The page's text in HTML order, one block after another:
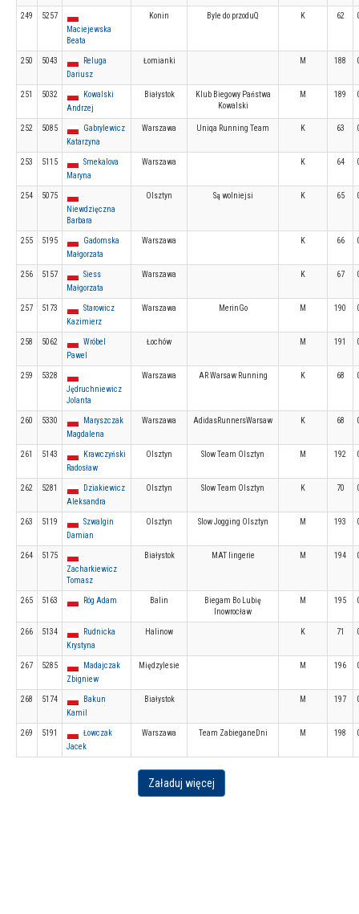
249
5257
Maciejewska
Beata
Konin Byle do przoduQ K 62
250 5043
Reluga
Dariusz
Łomianki M 188
251 5032
Kowalski
Andrzej
Białystok
Klub Biegowy Państwa
Kowalski
M 189
252 5085
Gabrylewicz
Katarzyna
Warszawa Uniqa Running Team K 63
253 5115
Smekalova
Maryna
Warszawa K 64
254
5075
Niewdzięczna
Barbara
Olsztyn Są wolniejsi K 65
255 5195
Gadomska
Małgorzata
Warszawa K 66
256 5157
Siess
Małgorzata
Warszawa K 67
257 5173
Starowicz
Kazimierz
Warszawa MerinGo M 190
258 5062
Wróbel
Pawel
Łochów M 191
259
5328
Jędruchniewicz
Jolanta
Warszawa AR Warsaw Running K 68
260 5330
Maryszczak
Magdalena
Warszawa AdidasRunnersWarsaw K 68
261 5143
Krawczyński
Radosław
Olsztyn Slow Team Olsztyn M 192
262 5281
Dziakiewicz
Aleksandra
Olsztyn Slow Team Olsztyn K 70
263 5119
Szwalgin
Damian
Olsztyn Slow Jogging Olsztyn M 193
264
5175
Zacharkiewicz
Tomasz
Białystok MAT lingerie M 194
265 5163 Róg Adam Balin
Biegam Bo Lubię
Inowrocław
M 195
266 5134
Rudnicka
Krystyna
Halinow K 71
267 5285
Madajczak
Zbigniew
Międzylesie M 196
268 5174
Bakun
Kamil
Białystok M 197
269 5191
Łowczak
Jacek
Warszawa Team ZabieganeDni M 198
Załaduj więcej